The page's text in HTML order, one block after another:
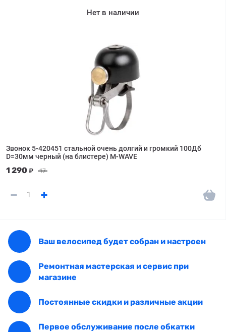
Нет в наличии
Звонок 5-420451 стальной очень долгий и громкий 100Дб
D=30мм черный (на блистере) M-WAVE
1 290 ₽ 17
Ваш велосипед будет собран и настроен
Ремонтная мастерская и сервис при
магазине
Постоянные скидки и различные акции
Первое обслуживание после обкатки